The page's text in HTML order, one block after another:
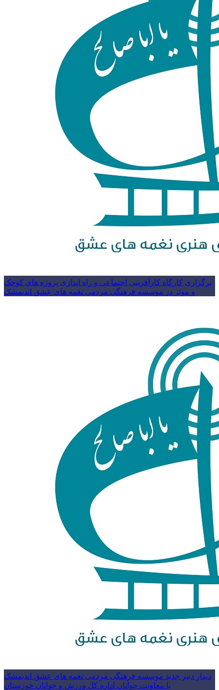
برگزاری کارگاه کارآفرینی اجتماعی و راه اندازی پروژه های کوچک
و موثر در موسسه فرهنگی مردمی نغمه های عشق اندیمشک
دیدار دبیر جدید موسسه فرهنگی مردمی نغمه های عشق اندیمشک
با معاونت جوانان اداره کل ورزش و جوانان خوزستان